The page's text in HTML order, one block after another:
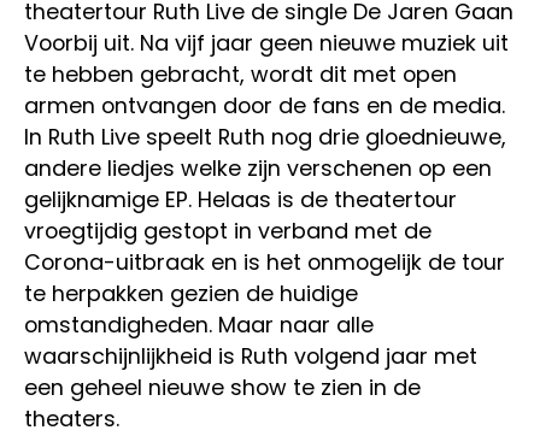
theatertour Ruth Live de single De Jaren Gaan
Voorbij uit. Na vijf jaar geen nieuwe muziek uit
te hebben gebracht, wordt dit met open
armen ontvangen door de fans en de media.
In Ruth Live speelt Ruth nog drie gloednieuwe,
andere liedjes welke zijn verschenen op een
gelijknamige EP. Helaas is de theatertour
vroegtijdig gestopt in verband met de
Corona-uitbraak en is het onmogelijk de tour
te herpakken gezien de huidige
omstandigheden. Maar naar alle
waarschijnlijkheid is Ruth volgend jaar met
een geheel nieuwe show te zien in de
theaters.